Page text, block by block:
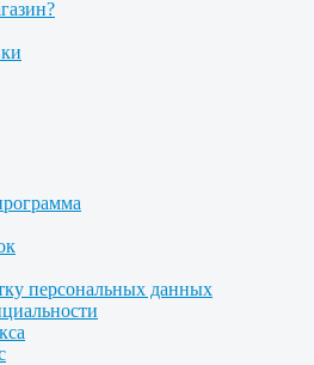
персональных данных